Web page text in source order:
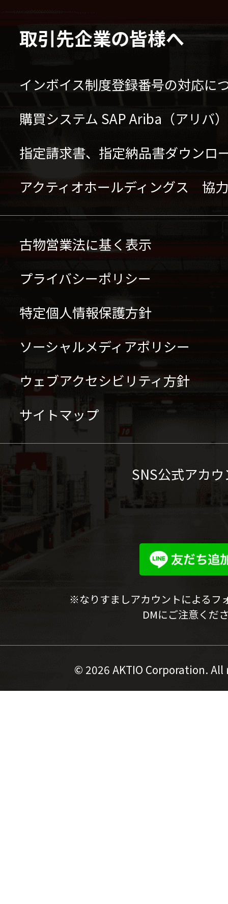
取引先企業の皆様へ
インボイス制度登録番号の対応に
購買システム SAP Ariba（アリバ
指定請求書、指定納品書ダウンロ
アクティオホールディングス 協
古物営業法に基く表示
プライバシーポリシー
特定個人情報保護方針
ソーシャルメディアポリシー
ウェブアクセシビリティ方針
サイトマップ
SNS公式アカ
※なりすましアカウントによるフ
DMにご注意くだ
© 2026 AKTIO Corporation.